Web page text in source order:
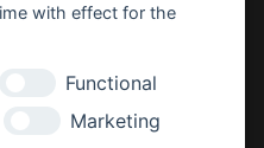
BÖRSE
with effect for the
Functional
Marketing